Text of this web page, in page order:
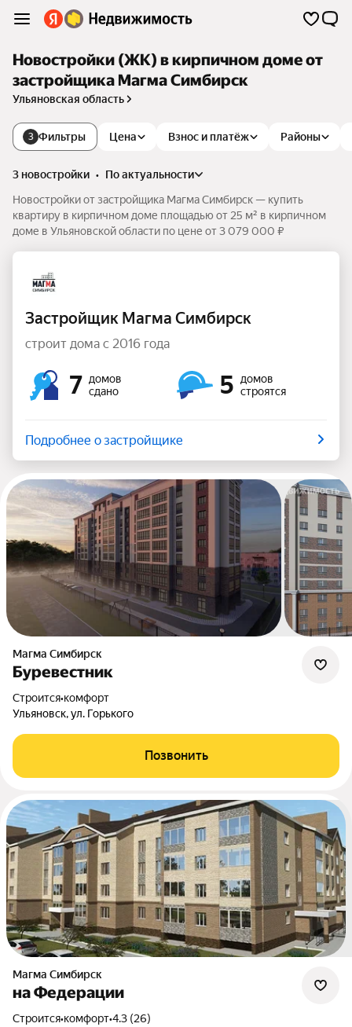
Новостройки (ЖК) в кирпичном доме от
застройщика Магма Симбирск
Ульяновская область
3 Фильтры Цена Взнос и платёж Районы
3 новостройки •
по актуальности
Новостройки от застройщика Магма Симбирск — купить
квартиру в кирпичном доме площадью от 25 м² в кирпичном
доме в Ульяновской области по цене от 3 079 000 ₽
Застройщик Магма Симбирск
строит дома с 2016 года
7 домов
сдано
5
домов
строятся
Подробнее о застройщике
Магма Симбирск
Буревестник
Строится•комфорт
Ульяновск, ул. Горького
Позвонить
Магма Симбирск
на Федерации
Строится•комфорт•4.3 (26)